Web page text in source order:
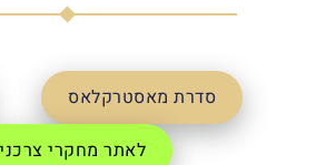
סדרת מאסטרקלאס
לאתר מחקרי צרכנים